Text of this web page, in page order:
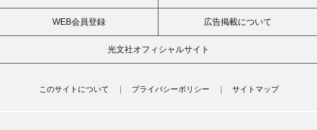
WEB会員登録 広告掲載について
光文社オフィシャルサイト
このサイトについて プライバシーポリシー サイトマップ